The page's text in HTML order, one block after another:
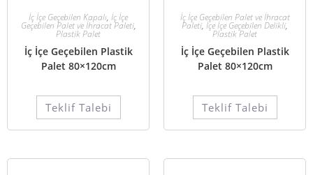
İç İçe Geçebilen Kapalı, İç İçe
Geçebilen Palet ve İhracat Paleti,
Plastik Palet
İç İçe Geçebilen Plastik
Palet 80×120cm
Teklif Talebi
İç İçe Geçebilen Palet ve İhracat
Paleti, İçe İçe Geçebilen Delikli,
Plastik Palet
İç İçe Geçebilen Plastik
Palet 80×120cm
Teklif Talebi